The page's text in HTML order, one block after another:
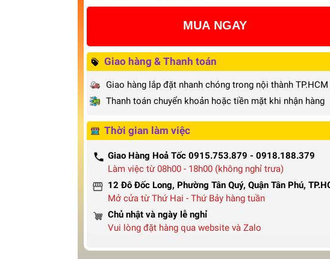
MUA NGAY
Giao hàng & Thanh toán
Giao hàng lắp đặt nhanh chóng trong nội thành TP.HCM
Thanh toán chuyển khoản hoặc tiền mặt khi nhận hàng
Thời gian làm việc
Giao Hàng Hoả Tốc 0915.753.879 - 0918.188.379
Làm việc từ 08h00 - 18h00 (không nghỉ trưa)
12 Đô Đốc Long, Phường Tân Quý, Quận Tân Phú,
Mở cửa từ Thứ Hai - Thứ Bảy hàng tuần
Chủ nhật và ngày lễ nghỉ
Vui lòng đặt hàng qua website và Zalo